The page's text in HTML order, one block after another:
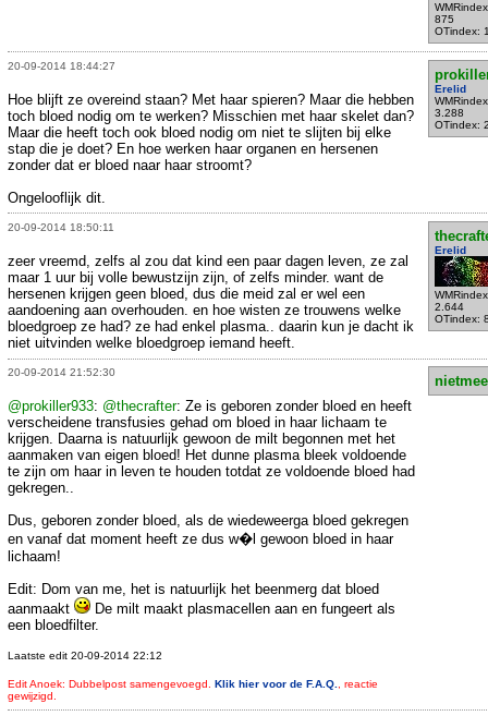
875
OTindex:
20-09-2014 18:44:27
Erelid
3.288
OTindex:
Hoe blijft ze overeind staan? Met haar spieren? Maar die hebben
toch bloed nodig om te werken? Misschien met haar skelet dan?
Maar die heeft toch ook bloed nodig om niet te slijten bij elke
stap die je doet? En hoe werken haar organen en hersenen
zonder dat er bloed naar haar stroomt?
Ongelooflijk dit.
20-09-2014 18:50:11
Erelid
2.644
OTindex:
zeer vreemd, zelfs al zou dat kind een paar dagen leven, ze zal
maar 1 uur bij volle bewustzijn zijn, of zelfs minder. want de
hersenen krijgen geen bloed, dus die meid zal er wel een
aandoening aan overhouden. en hoe wisten ze trouwens welke
bloedgroep ze had? ze had enkel plasma.. daarin kun je dacht ik
niet uitvinden welke bloedgroep iemand heeft.
20-09-2014 21:52:30
@prokiller933: @thecrafter: Ze is geboren zonder bloed en heeft
verscheidene transfusies gehad om bloed in haar lichaam te
krijgen. Daarna is natuurlijk gewoon de milt begonnen met het
aanmaken van eigen bloed! Het dunne plasma bleek voldoende
te zijn om haar in leven te houden totdat ze voldoende bloed had
gekregen..
Dus, geboren zonder bloed, als de wiedeweerga bloed gekregen
en vanaf dat moment heeft ze dus w�l gewoon bloed in haar
lichaam!
Edit: Dom van me, het is natuurlijk het beenmerg dat bloed
aanmaakt
De milt maakt plasmacellen aan en fungeert als
een bloedfilter.
Laatste edit 20-09-2014 22:12
Edit Anoek: Dubbelpost samengevoegd. Klik hier voor de F.A.Q.
, reactie
gewijzigd.